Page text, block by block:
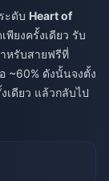
ะดับ Heart of
ยงครั้งเดียว รับ
หรับสายฟรีที่
~60% ดังนั้นจงตั้ง
เดียว แล้วกลับไป